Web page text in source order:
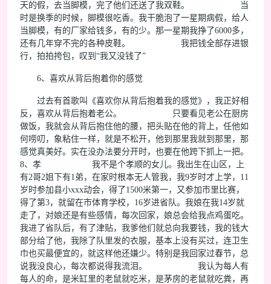
天的假，去当脚模，完了他们还送了我双鞋。 当
时是换季的时候，脚模很吃香。我干脆泡了一星期病假，给人
当脚模，有的厂家给钱多，有的少。那一星期我挣了6000多，
还有几年穿不完的各种皮鞋。 我把钱全部存进银
行，拍拍挎包，叹到“我又没钱了”
6、喜欢从背后抱着你的感觉
过去有首歌叫《喜欢你从背后抱着我的感觉》，我正好相
反，喜欢从背后抱着老公。 只要看见老公在厨房
做饭，我就会从背后抱住他的腰，把头贴在他的背上，任他如
何唠叨，象粘住一样，就是不松开，他到那里我就到那里，那
感觉真美好。实在没办法要分开时，也要在他跨下抓上一把。
8、孝 我不是个孝顺的女儿。我出生在山区，上
有2哥2姐下有1弟，在家时根本无人管我，我9岁时才上学，11
岁时参加县小xxx动会，得了1500米第一，又参加市里比赛，
得了第3，就留在市体育学校，16岁进省队。我娘在我14岁就
走了，对娘还是有些感情，每次回家，娘总会给我点鸡蛋吃。
我进了省队后，有了津贴，我爹他们就总向我要钱，我的钱大
部分给了他，我除了队里发的衣服，基本上没有买过，连卫生
巾也买最便宜的，就这样他还嫌少。特别是我回家过春节，总
说我没良心，每次都说得我流泪。 我认为每人有
每人的命，是米缸里的老鼠就吃米，是茅房的老鼠就吃粪，再